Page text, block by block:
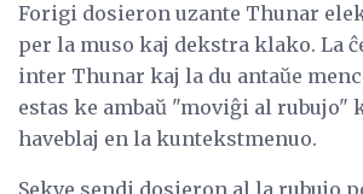
Forigi dosieron uzante Thunar
per la muso kaj dekstra klako. La
inter Thunar kaj la du antaŭe
estas ke ambaŭ "moviĝi al rubujo"
haveblaj en la kuntekstmenuo.